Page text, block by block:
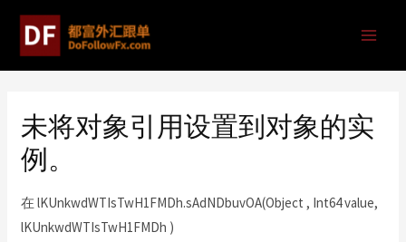
未将对象引用设置到对象的实
例。
在 lKUnkwdWTIsTwH1FMDh.sAdNDbuvOA(Object , Int64 value,
lKUnkwdWTIsTwH1FMDh )